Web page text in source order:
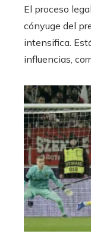
El proceso
cónyuge del
intensifica.
influencias,